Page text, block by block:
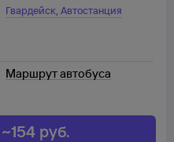
Гвардейск,Автостанция
Маршрут автобуса
~154 руб.